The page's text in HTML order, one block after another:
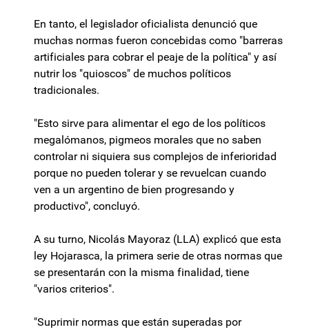
En tanto, el legislador oficialista denunció que
muchas normas fueron concebidas como "barreras
artificiales para cobrar el peaje de la política" y así
nutrir los "quioscos" de muchos políticos
tradicionales.
"Esto sirve para alimentar el ego de los políticos
megalómanos, pigmeos morales que no saben
controlar ni siquiera sus complejos de inferioridad
porque no pueden tolerar y se revuelcan cuando
ven a un argentino de bien progresando y
productivo", concluyó.
A su turno, Nicolás Mayoraz (LLA) explicó que esta
ley Hojarasca, la primera serie de otras normas que
se presentarán con la misma finalidad, tiene
"varios criterios".
"Suprimir normas que están superadas por